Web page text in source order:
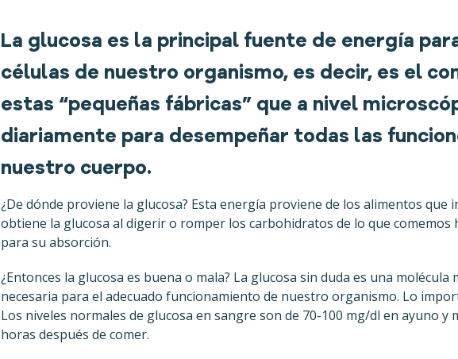
La glucosa es la principal fuente de energía
células de nuestro organismo, es decir, es el
estas “pequeñas fábricas” que a nivel
diariamente para desempeñar todas las
nuestro cuerpo.
¿De dónde proviene la glucosa? Esta energía proviene de los alimentos que
obtiene la glucosa al digerir o romper los carbohidratos de lo que comemos
para su absorción.
¿Entonces la glucosa es buena o mala? La glucosa sin duda es una molécula
necesaria para el adecuado funcionamiento de nuestro organismo. Lo
Los niveles normales de glucosa en sangre son de 70-100 mg/dl en ayuno y
horas después de comer.